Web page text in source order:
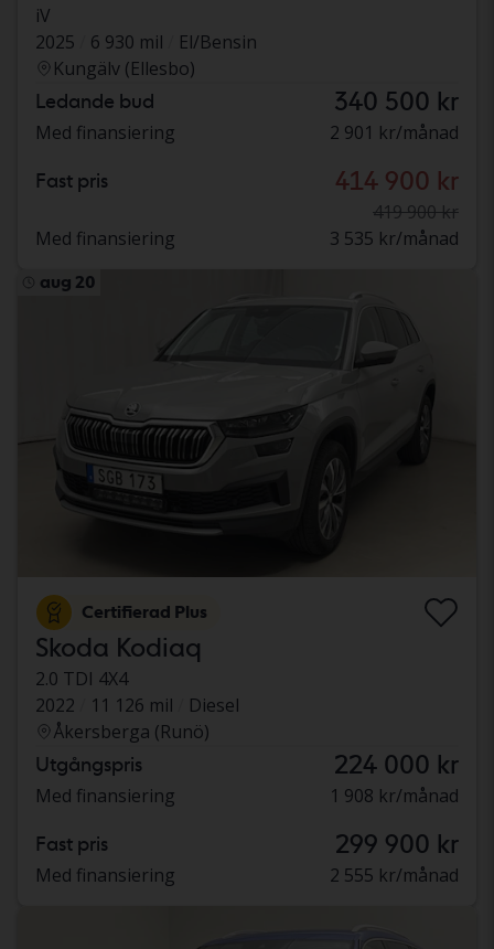
iV
2025
6 930 mil
El/Bensin
Kungälv (Ellesbo)
Ledande bud 340 500 kr
Med finansiering 2 901 kr/månad
Fast pris 414 900 kr
419 900 kr
Med finansiering
3 535 kr/månad
aug 20
Certifierad Plus
Skoda Kodiaq
2.0 TDI 4X4
2022
11 126 mil
Diesel
Åkersberga (Runö)
Utgångspris 224 000 kr
Med finansiering 1 908 kr/månad
Fast pris 299 900 kr
Med finansiering 2 555 kr/månad